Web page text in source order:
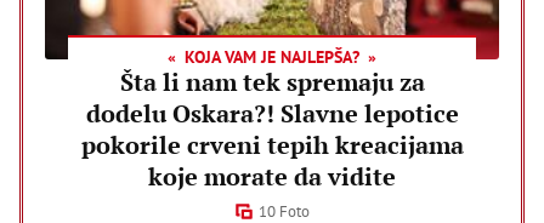
KOJA VAM JE NAJLEPŠA?
Šta li nam tek spremaju za
dodelu Oskara?! Slavne lepotice
pokorile crveni tepih kreacijama
koje morate da vidite
10 Foto